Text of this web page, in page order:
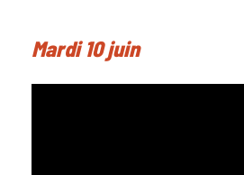
Mardi 10 juin